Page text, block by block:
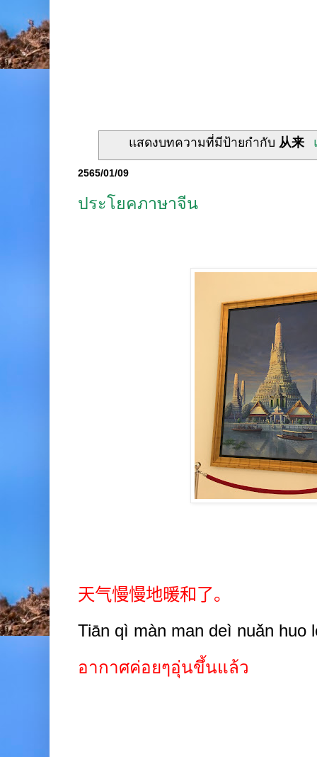
แสดงบทความที่มีป้ายกำกับ 从来
2565/01/09
ประโยคภาษาจีน
天气慢慢地暖和了。
Tiān qì màn man deì nuǎn huo
อากาศค่อยๆอุ่นขึ้นแล้ว